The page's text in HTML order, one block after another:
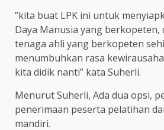
“kita buat LPK ini untuk
Daya Manusia yang berkopeten,
tenaga ahli yang berkopeten
menumbuhkan rasa
kita didik nanti” kata Suherli.
Menurut Suherli, Ada dua opsi,
penerimaan peserta pelatihan
mandiri.